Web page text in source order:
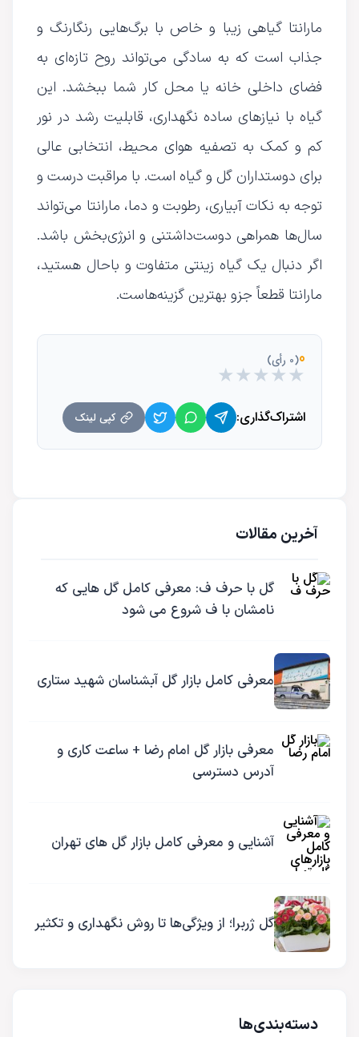
مارانتا گیاهی زیبا و خاص با برگ‌هایی رنگارنگ و
جذاب است که به سادگی می‌تواند روح تازه‌ای به
فضای داخلی خانه یا محل کار شما ببخشد. این
گیاه با نیازهای ساده نگهداری، قابلیت رشد در نور
کم و کمک به تصفیه هوای محیط، انتخابی عالی
برای دوستداران گل و گیاه است. با مراقبت درست و
توجه به نکات آبیاری، رطوبت و دما، مارانتا می‌تواند
سال‌ها همراهی دوست‌داشتنی و انرژی‌بخش باشد.
اگر دنبال یک گیاه زینتی متفاوت و باحال هستید،
مارانتا قطعاً جزو بهترین گزینه‌هاست.
0(0 رأی)
★
★
★
★
★
اشتراک‌گذاری: کپی لینک
آخرین مقالات
گل با حرف ف: معرفی کامل گل هایی که
نامشان با ف شروع می شود
معرفی کامل بازار گل آبشناسان شهید ستاری
معرفی بازار گل امام رضا + ساعت کاری و
آدرس دسترسی
آشنایی و معرفی کامل بازار گل های تهران
گل ژربرا؛ از ویژگی‌ها تا روش نگهداری و تکثیر
دسته‌بندی‌ها